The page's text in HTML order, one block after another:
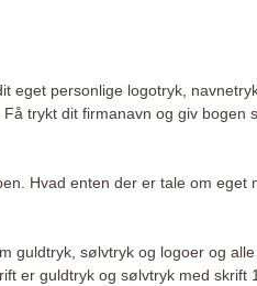
eget personlige logotryk,
trykt dit firmanavn og giv bogen
Hvad enten der er tale om eget
guldtryk, sølvtryk og logoer og
er guldtryk og sølvtryk med skrift